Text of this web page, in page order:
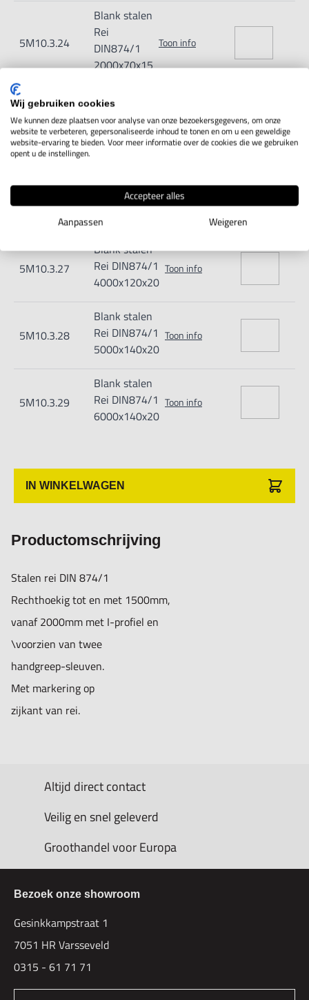
5M10.3.24
Blank stalen
Rei
DIN874/1
2000x70x15
Toon info
5M10.3.25
Blank stalen
Rei
DIN874/1
2500x80x15
Toon info
5M10.3.26
Blank stalen
Rei DIN874/1 Toon info
5M10.3.27
Blank stalen
Rei DIN874/1
4000x120x20
Toon info
5M10.3.28
Blank stalen
Rei DIN874/1
5000x140x20
Toon info
5M10.3.29
Blank stalen
Rei DIN874/1
6000x140x20
Toon info
IN WINKELWAGEN
Productomschrijving
Stalen rei DIN 874/1
Rechthoekig tot en met 1500mm,
vanaf 2000mm met I-profiel en
\voorzien van twee
handgreep-sleuven.
Met markering op
zijkant van rei.
Altijd direct contact
Veilig en snel geleverd
Groothandel voor Europa
Bezoek onze showroom
Gesinkkampstraat 1
7051 HR Varsseveld
0315 - 61 71 71
Wij gebruiken cookies
We kunnen deze plaatsen voor analyse van onze bezoekersgegevens, om onze
website te verbeteren, gepersonaliseerde inhoud te tonen en om u een geweldige
website-ervaring te bieden. Voor meer informatie over de cookies die we gebruiken
opent u de instellingen.
Accepteer alles
Aanpassen
Weigeren